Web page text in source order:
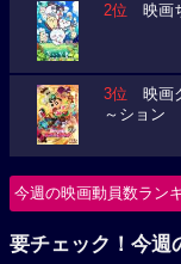
2位 映画
3位 映画
～ション
今週の映画動員数ラン
要チェック！今週